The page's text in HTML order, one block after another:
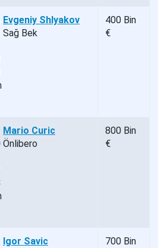
Evgeniy Shlyakov
Sağ Bek
400 Bin
€
Mario Curic
Önlibero
800 Bin
€
Igor Savic
700 Bin